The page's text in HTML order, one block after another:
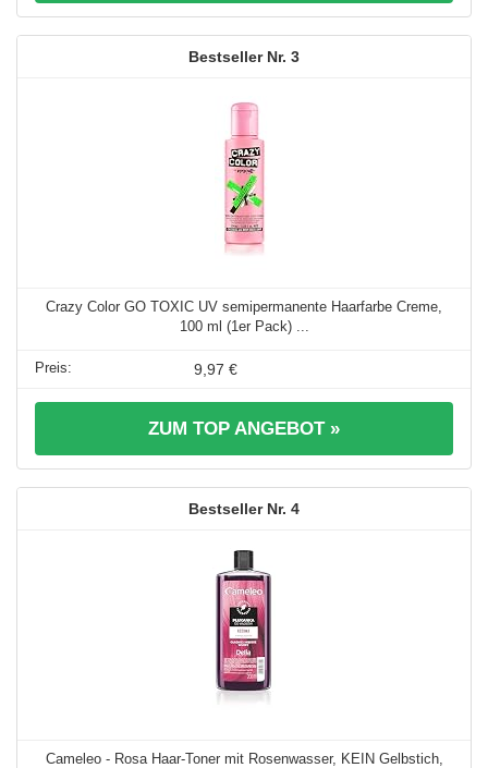
3
Crazy Color GO TOXIC UV semipermanente Haarfarbe Creme,
100 ml (1er Pack) ...
9,97 €
ZUM TOP ANGEBOT »
4
Cameleo - Rosa Haar-Toner mit Rosenwasser, KEIN Gelbstich,